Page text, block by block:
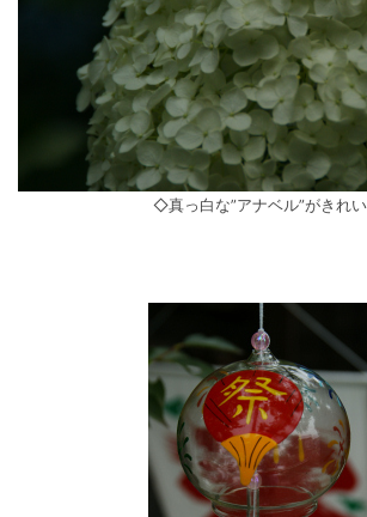
◇真っ白な”アナベル”がきれい